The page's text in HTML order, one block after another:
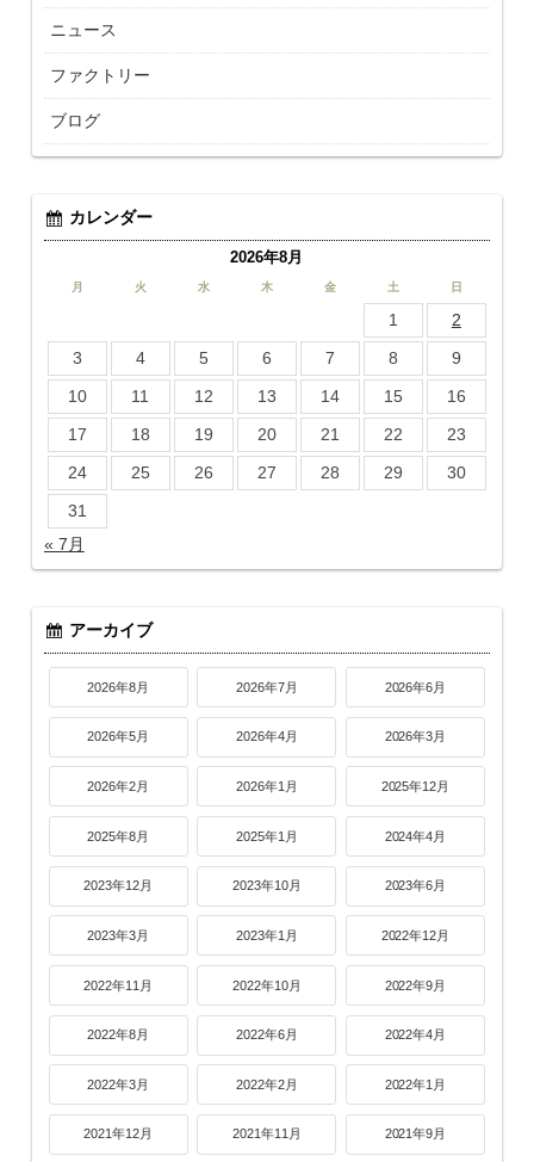
ニュース
ファクトリー
ブログ
カレンダー
2026年8月
月 火 水 木 金 土 日
1
2
3
4 5 6 7 8
9
10
11 12 13 14 15
16
17
18 19 20 21 22
23
24
25 26 27 28 29
30
31
« 7月
アーカイブ
2026年8月 2026年7月 2026年6月
2026年5月 2026年4月 2026年3月
2026年2月 2026年1月 2025年12月
2025年8月 2025年1月 2024年4月
2023年12月 2023年10月 2023年6月
2023年3月 2023年1月 2022年12月
2022年11月 2022年10月 2022年9月
2022年8月 2022年6月 2022年4月
2022年3月 2022年2月 2022年1月
2021年12月 2021年11月 2021年9月